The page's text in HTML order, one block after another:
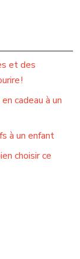
et des
!
cadeau à un
à un enfant
choisir ce